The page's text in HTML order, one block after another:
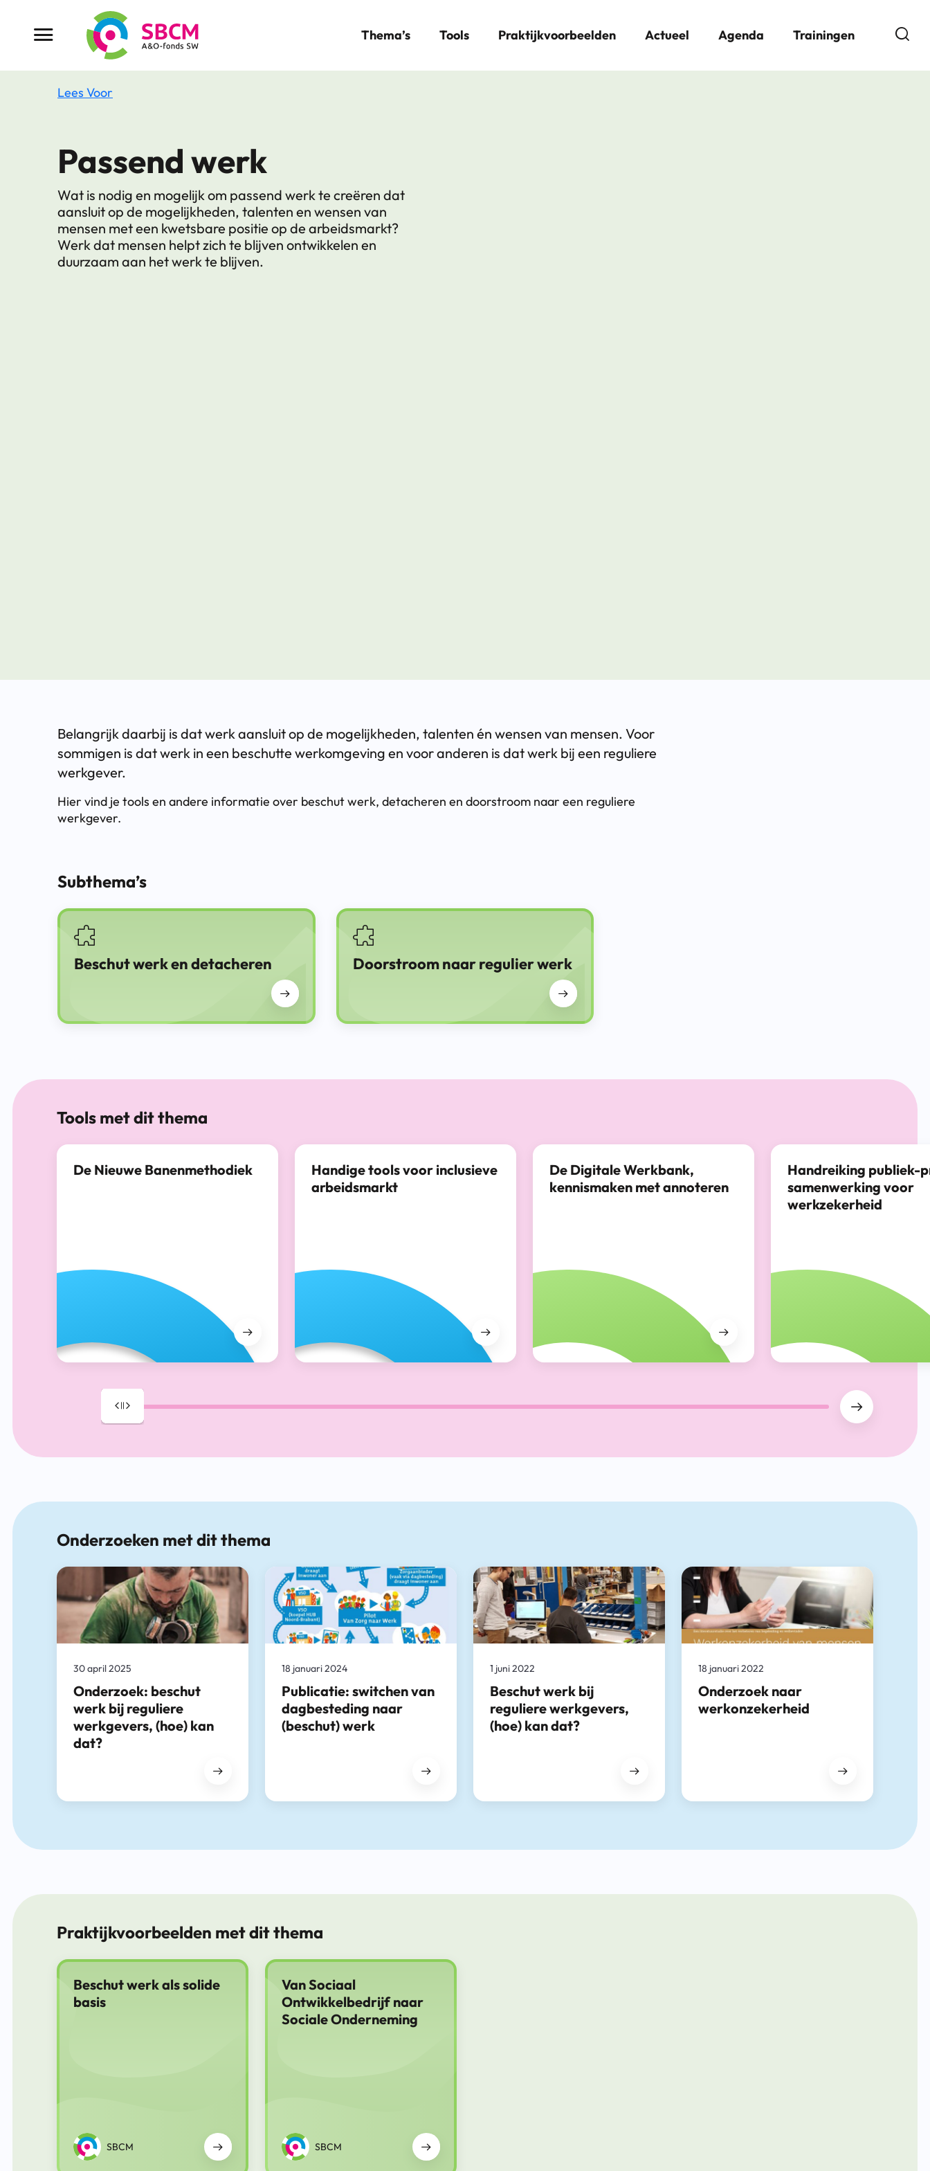
Menu button Thema’s Tools Praktijkvoorbeelden Actueel Agenda Trainingen
Lees Voor
Passend werk
Wat is nodig en mogelijk om passend werk te creëren dat
aansluit op de mogelijkheden, talenten en wensen van
mensen met een kwetsbare positie op de arbeidsmarkt?
Werk dat mensen helpt zich te blijven ontwikkelen en
duurzaam aan het werk te blijven.
Belangrijk daarbij is dat werk aansluit op de mogelijkheden, talenten én wensen van mensen. Voor
sommigen is dat werk in een beschutte werkomgeving en voor anderen is dat werk bij een reguliere
werkgever.
Hier vind je tools en andere informatie over beschut werk, detacheren en doorstroom naar een reguliere
werkgever.
Subthema’s
Beschut werk en detacheren Doorstroom naar regulier werk
Tools met dit thema
De Nieuwe Banenmethodiek
Handige tools voor inclusieve
arbeidsmarkt
De Digitale Werkbank,
kennismaken met annoteren
Handreiking publiek-
samenwerking voor
werkzekerheid
Drag
Onderzoeken met dit thema
Onderzoek: beschut
werk bij reguliere
werkgevers, (hoe) kan
dat?
30 april 2025
Publicatie: switchen van
dagbesteding naar
(beschut) werk
18 januari 2024
Beschut werk bij
reguliere werkgevers,
(hoe) kan dat?
1 juni 2022
Onderzoek naar
werkonzekerheid
18 januari 2022
Praktijkvoorbeelden met dit thema
Beschut werk als solide
basis
SBCM
Van Sociaal
Ontwikkelbedrijf naar
Sociale Onderneming
SBCM